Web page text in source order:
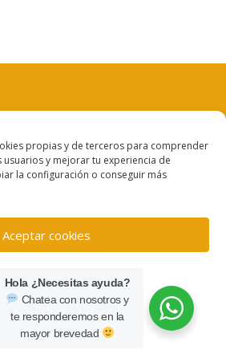
propias y de terceros para comprender
y mejorar tu experiencia de
la configuración o conseguir más
Aceptar cookies
Ver preferencias
cookiesPolítica de privacidad
202 · TECLAT.NET
Hola ¿Necesitas ayuda?
Chatea con nosotros y
te responderemos en la
mayor brevedad